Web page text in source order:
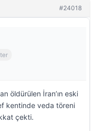
#24018
öldürülen İran’ın eski
kentinde veda töreni
çekti.